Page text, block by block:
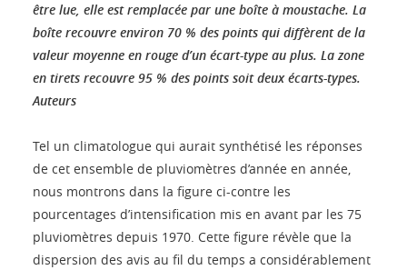
être lue, elle est remplacée par une boîte à moustache. La
boîte recouvre environ 70 % des points qui diffèrent de la
valeur moyenne en rouge d’un écart-type au plus. La zone
en tirets recouvre 95 % des points soit deux écarts-types.
Auteurs
Tel un climatologue qui aurait synthétisé les réponses
de cet ensemble de pluviomètres d’année en année,
nous montrons dans la figure ci-contre les
pourcentages d’intensification mis en avant par les 75
pluviomètres depuis 1970. Cette figure révèle que la
dispersion des avis au fil du temps a considérablement